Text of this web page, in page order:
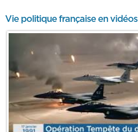
Vie politique française en vidéos